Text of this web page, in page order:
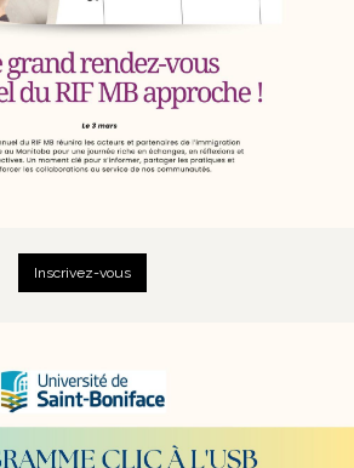
Inscrivez-vous